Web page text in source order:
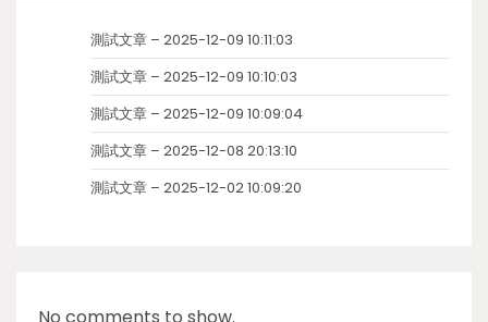
測試文章 – 2025-12-09 10:11:03
測試文章 – 2025-12-09 10:10:03
測試文章 – 2025-12-09 10:09:04
測試文章 – 2025-12-08 20:13:10
測試文章 – 2025-12-02 10:09:20
No comments to show.